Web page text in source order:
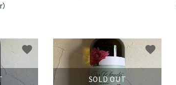
favorite
SOLD OUT
favorite